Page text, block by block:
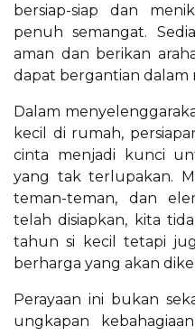
bersiap-siap dan
penuh semangat.
aman dan berikan
dapat bergantian dalam
Dalam
kecil di rumah,
cinta menjadi kunci
yang tak terlupakan.
teman-teman, dan
telah disiapkan, kita
tahun si kecil tetapi
berharga yang akan
Perayaan ini bukan
ungkapan